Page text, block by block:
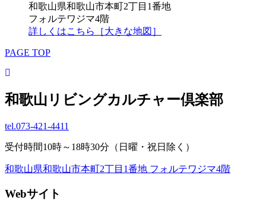
和歌山県和歌山市本町2丁目1番地
フォルテワジマ4階
詳しくはこちら［大きな地図］
PAGE TOP
和歌山リビングカルチャー倶楽部
tel.073-421-4411
受付時間10時～18時30分（日曜・祝日除く）
和歌山県和歌山市本町2丁目1番地 フォルテワジマ4階
Webサイト